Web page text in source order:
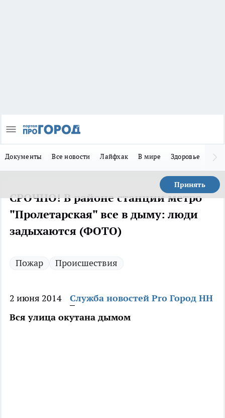
Документы Все новости Лайфхак В мире Здоровье
Принять
СРОЧНО! В районе станции метро
"Пролетарская" все в дыму: люди
задыхаются (ФОТО)
Пожар Происшествия
2 июня 2014
Служба новостей Pro Город НН
Вся улица окутана дымом